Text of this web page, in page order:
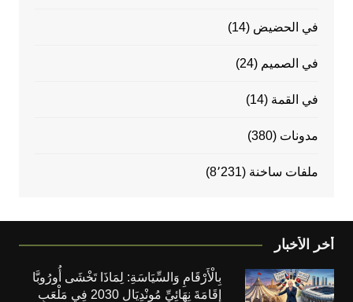
في الحضيض (14)
في الصميم (24)
في القمة (14)
مدونات (380)
ملفات ساخنة (8٬231)
أخر الأخبار
بِالْأَرْقَامِ وَالسِّيَاسَةِ: لِمَاذَا تَخْشَى أُورُوبَّا
إِقَامَةَ نِهَائِيِّ مُونْدِيَالِ 2030 فِي مَلْعَبِ